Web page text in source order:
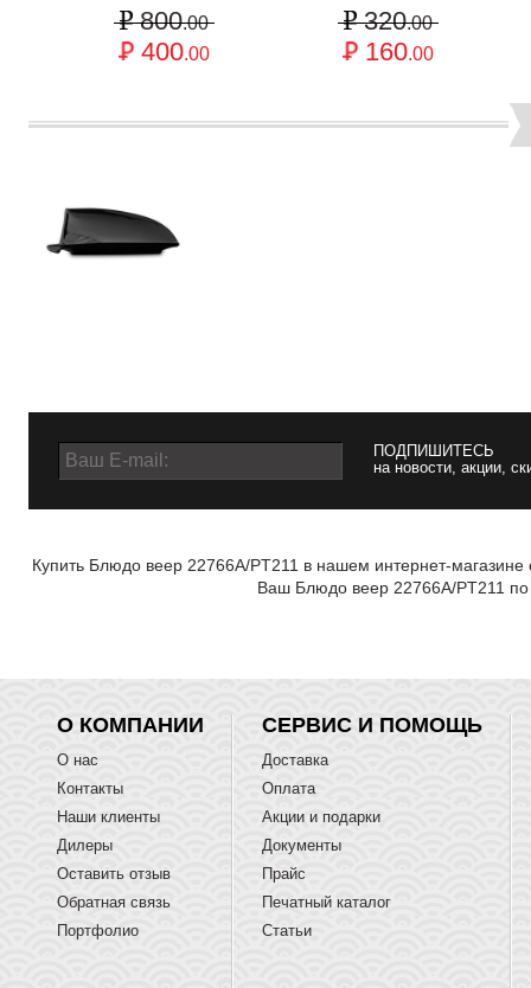
800.00
400.00
320.00
160.00
ПОДПИШИТЕСЬ
на новости, акции,
Купить Блюдо веер 22766A/PT211 в нашем интернет-
Ваш Блюдо веер 22766A/PT211 по
О КОМПАНИИ
О нас
Контакты
Наши клиенты
Дилеры
Оставить отзыв
Обратная связь
Портфолио
СЕРВИС И ПОМОЩЬ
Доставка
Оплата
Акции и подарки
Документы
Прайс
Печатный каталог
Статьи